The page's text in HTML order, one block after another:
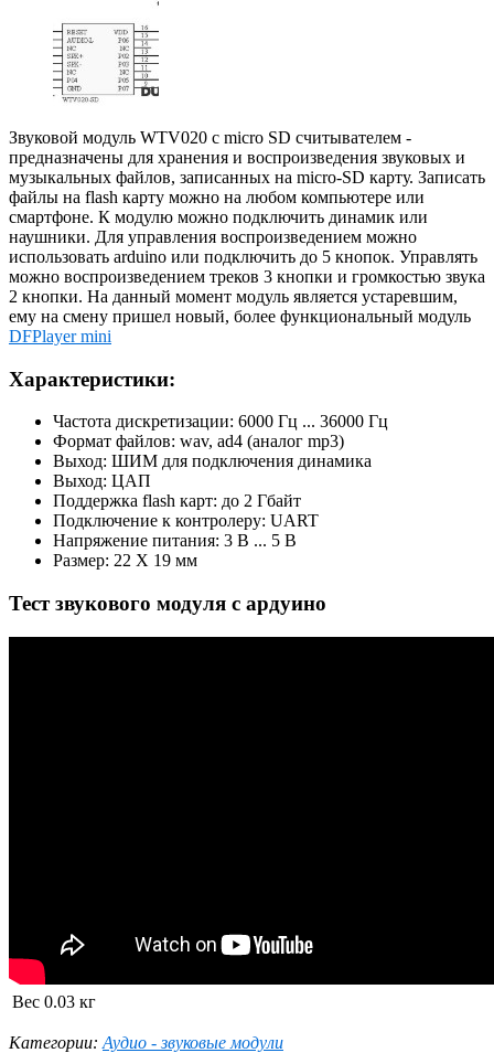
Звуковой модуль WTV020 с micro SD считывателем -
предназначены для хранения и воспроизведения звуковых и
музыкальных файлов, записанных на micro-SD карту. Записать
файлы на flash карту можно на любом компьютере или
смартфоне. К модулю можно подключить динамик или
наушники. Для управления воспроизведением можно
использовать arduino или подключить до 5 кнопок. Управлять
можно воспроизведением треков 3 кнопки и громкостью звука
2 кнопки. На данный момент модуль является устаревшим,
ему на смену пришел новый, более функциональный модуль
DFPlayer mini
Характеристики:
Частота дискретизации: 6000 Гц ... 36000 Гц
Формат файлов: wav, ad4 (аналог mp3)
Выход: ШИМ для подключения динамика
Выход: ЦАП
Поддержка flash карт: до 2 Гбайт
Подключение к контролеру: UART
Напряжение питания: 3 В ... 5 В
Размер: 22 X 19 мм
Тест звукового модуля с ардуино
Вес 0.03 кг
Категории: Аудио - звуковые модули